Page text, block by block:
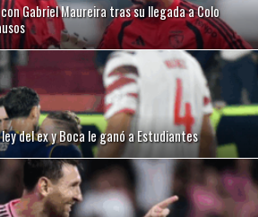
Gabriel Maureira tras su llegada a Colo
del ex y Boca le ganó a Estudiantes